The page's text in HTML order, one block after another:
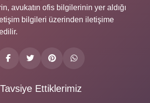
avukatın ofis bilgilerinin yer aldığı
bilgileri üzerinden iletişime
Tavsiye Ettiklerimiz